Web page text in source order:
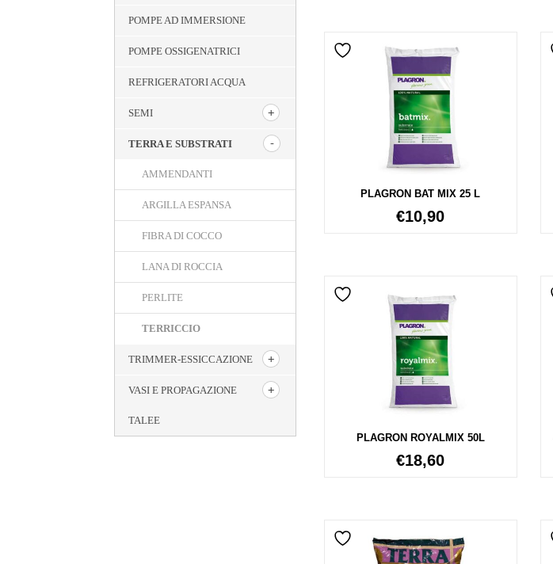
POMPE AD IMMERSIONE
POMPE OSSIGENATRICI
REFRIGERATORI ACQUA
SEMI
TERRA E SUBSTRATI
AMMENDANTI
ARGILLA ESPANSA
FIBRA DI COCCO
LANA DI ROCCIA
PERLITE
TERRICCIO
TRIMMER-ESSICCAZIONE
VASI E PROPAGAZIONE
TALEE
PLAGRON BAT MIX 25 L
€10,90
PLAGRON ROYALMIX 50L
€18,60